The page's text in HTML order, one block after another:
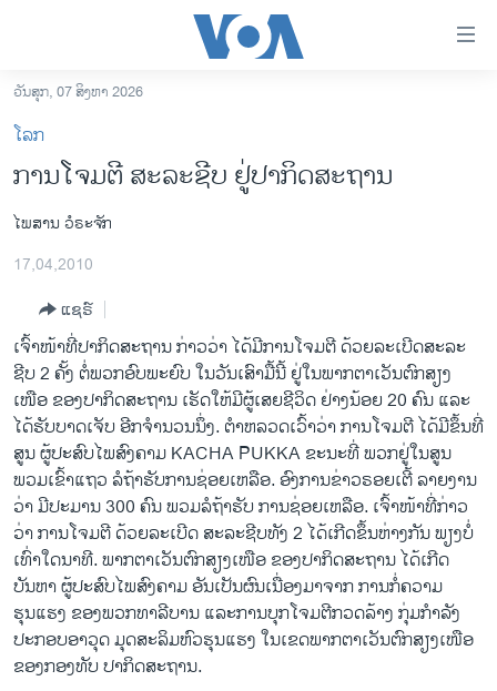
ເຂົ້າ
ຫາ
ຂ້າມ
ຂ້າມ
ໄປ
ຫາ
ການເລືອກຕັ້ງ ປະທານາທີບໍດີ ສະຫະລັດ 2024
ຂ່າວ​ຈີນ
ໂລກ
ເອເຊຍ
ອິດສະຫຼະພາບດ້ານການຂ່າວ
ຊີວິດຊາວລາວ
ຊຸມຊົນຊາວລາວ
ວິທະຍາສາດ-ເທັກໂນໂລຈີ
ທຸລະກິດ
ພາສາອັງກິດ
ວີດີໂອ
ສຽງ
ວັນສຸກ, 07 ສິງຫາ 2026
ໂລກ
ການໂຈມຕີ ສະລະຊີບ ຢູ່ປາກິດສະຖານ
ໄພສານ ວໍຣະຈັກ
17,04,2010
ແຊຣ໌
ເຈົ້າໜ້າທີ່ປາກິດສະຖານ ກ່າວວ່າ ໄດ້ມີການໂຈມຕີ ດ້ວຍລະເບີດສະລະ
ຊີບ 2 ຄັ້ງ ຕໍ່ພວກອົບພະຍົບ ໃນວັນເສົາມື້ນີ້ ຢູ່ໃນພາກຕາເວັນຕົກສຽງ
ເໜືອ ຂອງປາກິດສະຖານ ເຮັດໃຫ້ມີຜູ້ເສຍຊີວິດ ຢ່າງນ້ອຍ 20 ຄົນ ແລະ
ໄດ້ຮັບບາດເຈັບ ອີກຈຳນວນນຶ່ງ. ຕຳຫລວດເວົ້າວ່າ ການໂຈມຕີ ໄດ້ມີຂຶ້ນທີ່
ສູນ ຜູ້ປະສົບໄພສົງຄາມ KACHA PUKKA ຂະນະທີ່ ພວກຢູ່ໃນສູນ
ພວມເຂົ້າແຖວ ລໍຖ້າຮັບການຊ່ອຍເຫລືອ. ອົງການຂ່າວຣອຍເຕີ້ ລາຍງານ
ວ່າ ມີປະມານ 300 ຄົນ ພວມລໍຖ້າຮັບ ການຊ່ອຍເຫລືອ. ເຈົ້າໜ້າທີ່ກ່າວ
ວ່າ ການໂຈມຕີ ດ້ວຍລະເບີດ ສະລະຊີບທັງ 2 ໄດ້ເກີດຂຶ້ນຫ່າງກັນ ພຽງບໍ່
ເທົ່າໃດນາທີ. ພາກຕາເວັນຕົກສຽງເໜືອ ຂອງປາກິດສະຖານ ໄດ້ເກີດ
ບັນຫາ ຜູ້ປະສົບໄພສົງຄາມ ອັນເປັນຜົນເນື່ອງມາຈາກ ການກໍ່ຄວາມ
ຮຸນແຮງ ຂອງພວກທາລີບານ ແລະການບຸກໂຈມຕີກວດລ້າງ ກຸ່ມກຳລັງ
ປະກອບອາວຸດ ມຸດສະລິມຫົວຮຸນແຮງ ໃນເຂດພາກຕາເວັນຕົກສຽງເໜືອ
ຂອງກອງທັບ ປາກິດສະຖານ.